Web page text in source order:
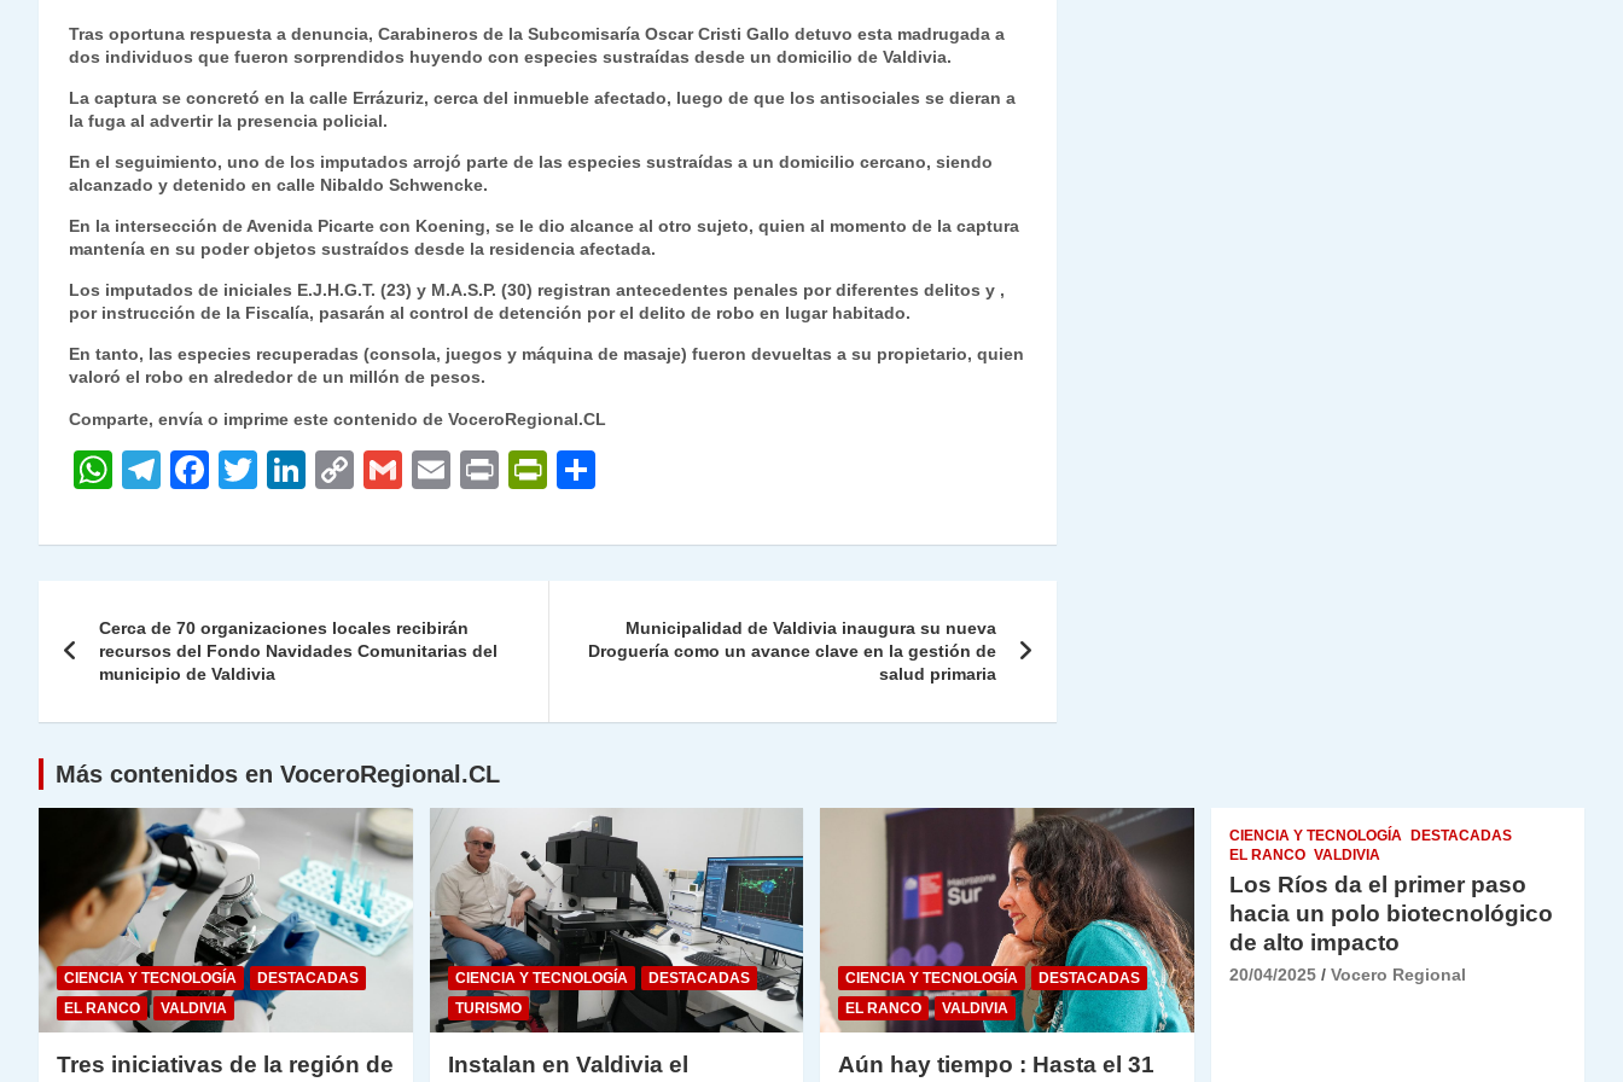
at
s
A
p
p
e
gr
a
m
c
e
b
o
o
k
w
itt
er
k
e
dI
n
o
p
y
Li
n
k
m
ai
l
ai
l
ri
nt
ri
nt
Fr
n
dl
y
o
m
p
tir
Tras oportuna respuesta a denuncia, Carabineros de la Subcomisaría Oscar Cristi Gallo detuvo esta madrugada a
dos individuos que fueron sorprendidos huyendo con especies sustraídas desde un domicilio de Valdivia.
La captura se concretó en la calle Errázuriz, cerca del inmueble afectado, luego de que los antisociales se dieran a
la fuga al advertir la presencia policial.
En el seguimiento, uno de los imputados arrojó parte de las especies sustraídas a un domicilio cercano, siendo
alcanzado y detenido en calle Nibaldo Schwencke.
En la intersección de Avenida Picarte con Koening, se le dio alcance al otro sujeto, quien al momento de la captura
mantenía en su poder objetos sustraídos desde la residencia afectada.
Los imputados de iniciales E.J.H.G.T. (23) y M.A.S.P. (30) registran antecedentes penales por diferentes delitos y ,
por instrucción de la Fiscalía, pasarán al control de detención por el delito de robo en lugar habitado.
En tanto, las especies recuperadas (consola, juegos y máquina de masaje) fueron devueltas a su propietario, quien
valoró el robo en alrededor de un millón de pesos.
Comparte, envía o imprime este contenido de VoceroRegional.CL
W
at
A
p
T
e
a
m
F
c
b
o
T
itt
Li
k
dI
n
C
p
Li
n
G
ai
E
ai
P
nt
P
nt m
ar
tir
de
Cerca de 70 organizaciones locales recibirán
recursos del Fondo Navidades Comunitarias del
municipio de Valdivia
Municipalidad de Valdivia inaugura su nueva
Droguería como un avance clave en la gestión de
salud primaria
Más contenidos en VoceroRegional.CL
CIENCIA Y TECNOLOGÍA
DESTACADAS
EL RANCO
VALDIVIA
Tres iniciativas de la región de
CIENCIA Y TECNOLOGÍA
DESTACADAS
TURISMO
Instalan en Valdivia el
CIENCIA Y TECNOLOGÍA
DESTACADAS
EL RANCO
VALDIVIA
Aún hay tiempo : Hasta el 31
CIENCIA Y TECNOLOGÍA
DESTACADAS
EL RANCO VALDIVIA
Los Ríos da el primer paso
hacia un polo biotecnológico
de alto impacto
20/04/2025 Vocero Regional